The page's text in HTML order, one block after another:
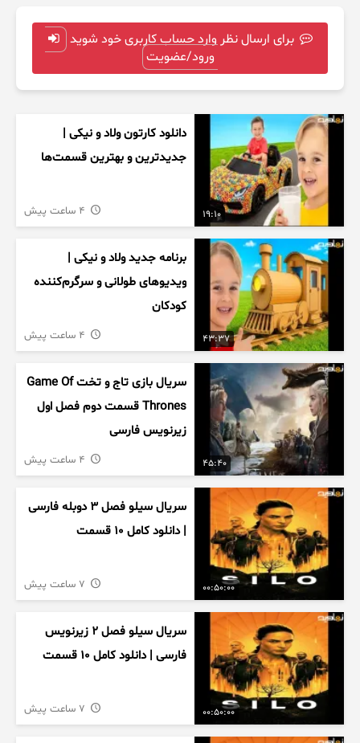
برای ارسال نظر وارد حساب کاربری خود شوید
ورود/عضویت
19:10
دانلود کارتون ولاد و نیکی |
جدیدترین و بهترین قسمت‌ها
43:37
برنامه جدید ولاد و نیکی |
ویدیوهای طولانی و سرگرم‌کننده
کودکان
45:40
سریال بازی تاج و تخت Game Of
Thrones قسمت دوم فصل اول
زیرنویس فارسی
00:50:00
سریال سیلو فصل ۳ دوبله فارسی
| دانلود کامل ۱۰ قسمت
00:50:00
سریال سیلو فصل ۲ زیرنویس
فارسی | دانلود کامل ۱۰ قسمت